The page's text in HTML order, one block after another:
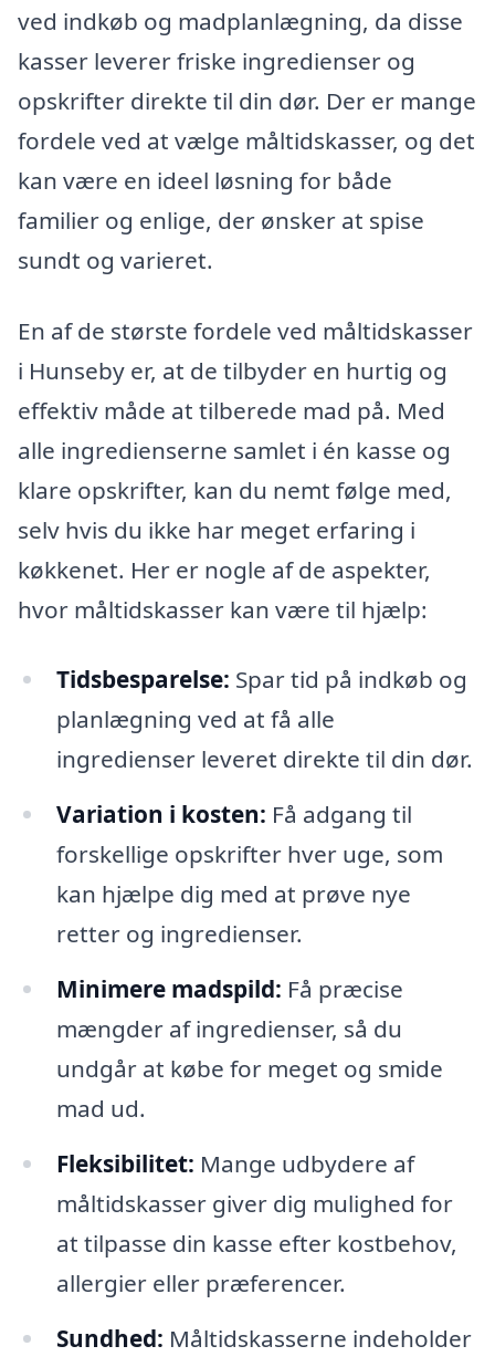
ved indkøb og madplanlægning, da disse
kasser leverer friske ingredienser og
opskrifter direkte til din dør. Der er mange
fordele ved at vælge måltidskasser, og det
kan være en ideel løsning for både
familier og enlige, der ønsker at spise
sundt og varieret.
En af de største fordele ved måltidskasser
i Hunseby er, at de tilbyder en hurtig og
effektiv måde at tilberede mad på. Med
alle ingredienserne samlet i én kasse og
klare opskrifter, kan du nemt følge med,
selv hvis du ikke har meget erfaring i
køkkenet. Her er nogle af de aspekter,
hvor måltidskasser kan være til hjælp:
Tidsbesparelse: Spar tid på indkøb og
planlægning ved at få alle
ingredienser leveret direkte til din dør.
Variation i kosten: Få adgang til
forskellige opskrifter hver uge, som
kan hjælpe dig med at prøve nye
retter og ingredienser.
Minimere madspild: Få præcise
mængder af ingredienser, så du
undgår at købe for meget og smide
mad ud.
Fleksibilitet: Mange udbydere af
måltidskasser giver dig mulighed for
at tilpasse din kasse efter kostbehov,
allergier eller præferencer.
Sundhed: Måltidskasserne indeholder